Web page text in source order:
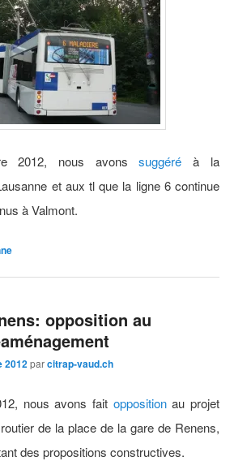
2012, nous avonssuggéré à la
et aux tl que la ligne 6 continue
à Valmont.
opposition au
2012parcitrap-vaud.ch
nous avons fait oppositionau projet
de la place de la gare de Renens,
des propositions constructives.